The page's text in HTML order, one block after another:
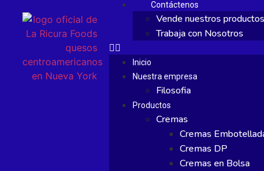
Contáctenos
Vende nuestros
Trabaja con Nosotros
Inicio
Nuestra empresa
Filosofia
Productos
Cremas
Cremas
Cremas DP
Cremas en Bolsa